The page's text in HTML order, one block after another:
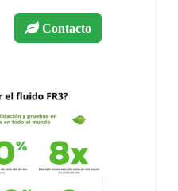
Contacto